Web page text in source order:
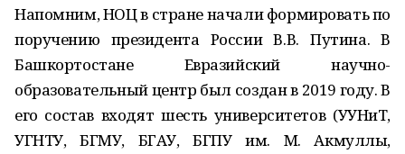
Напомним, НОЦ в стране начали формировать по
поручению президента России В.В. Путина. В
Башкортостане Евразийский научно-
образовательный центр был создан в 2019 году. В
его состав входят шесть университетов (УУНиТ,
УГНТУ, БГМУ, БГАУ, БГПУ им. М. Акмуллы,